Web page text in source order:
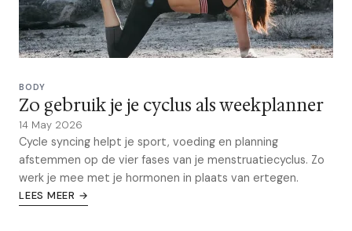
BODY
Zo gebruik je je cyclus als weekplanner
14 May 2026
Cycle syncing helpt je sport, voeding en planning
afstemmen op de vier fases van je menstruatiecyclus. Zo
werk je mee met je hormonen in plaats van ertegen.
LEES MEER →